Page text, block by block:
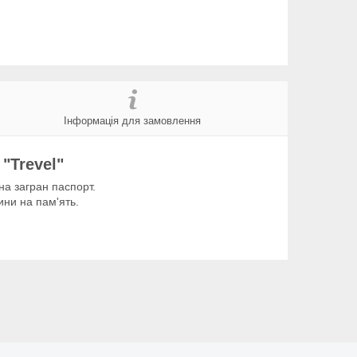
Інформація для замовлення
"Trevel"
загран паспорт.
на пам'ять.